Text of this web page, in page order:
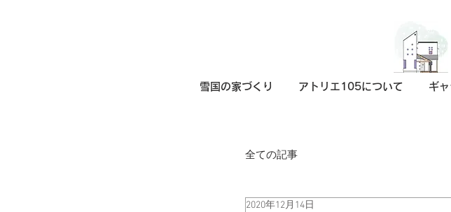
雪国の家づくり アトリエ105について ギ
全ての記事
2020年12月14日